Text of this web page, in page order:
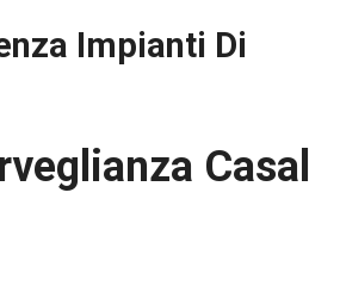
Impianti Di
Casal